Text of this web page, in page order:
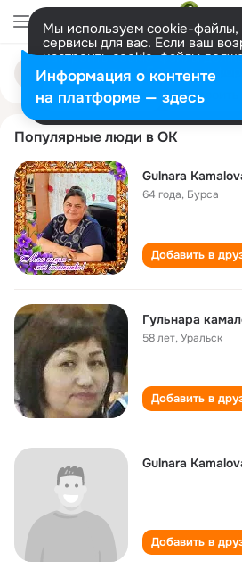
Мы используем cookie-файлы,
сервисы для вас. Если ваш
настроить cookie-файлы
представитель. Больше
Разрешить все Настроить
Поиск
людям
gulnara kamalova
Популярные люди в ОК
Gulnara
64 года, Бурса
Добавить в
Гульнара
58 лет,Уральск
Добавить в
Gulnara
Добавить в
Информация о контенте
на платформе — здесь